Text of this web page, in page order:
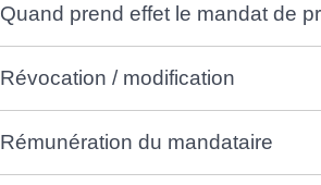
Quand prend effet le mandat de
Révocation / modification
Rémunération du mandataire